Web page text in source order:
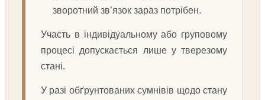
зворотний зв’язок зараз потрібен.
Участь в індивідуальному або груповому
процесі допускається лише у тверезому
стані.
У разі обґрунтованих сумнівів щодо стану